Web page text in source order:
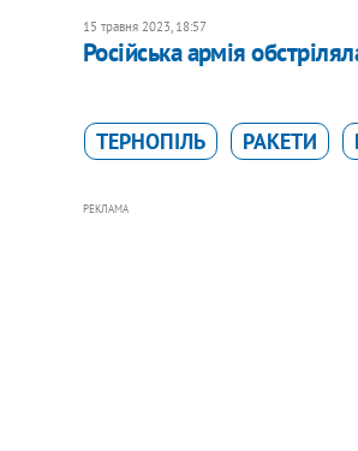
15 травня 2023, 18:57
Російська армія
ТЕРНОПІЛЬ РАКЕТИ
РЕКЛАМА